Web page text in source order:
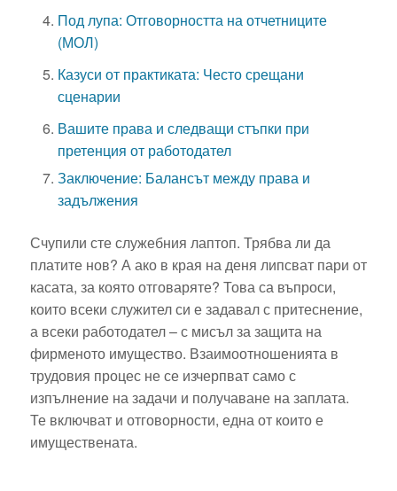
Под лупа: Отговорността на отчетниците
(МОЛ)
Казуси от практиката: Често срещани
сценарии
Вашите права и следващи стъпки при
претенция от работодател
Заключение: Балансът между права и
задължения
Счупили сте служебния лаптоп. Трябва ли да
платите нов? А ако в края на деня липсват пари от
касата, за която отговаряте? Това са въпроси,
които всеки служител си е задавал с притеснение,
а всеки работодател – с мисъл за защита на
фирменото имущество. Взаимоотношенията в
трудовия процес не се изчерпват само с
изпълнение на задачи и получаване на заплата.
Те включват и отговорности, една от които е
имуществената.